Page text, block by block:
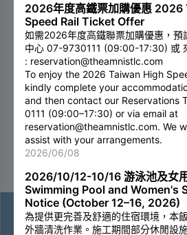
2026年度高鐵票加購優惠 2026
Speed Rail Ticket Offer
如需2026年度高鐵聯票加購優惠，預
中心 07-9730111 (09:00-17:30) 或
: reservation@theamnistlc.com
To enjoy the 2026 Taiwan High
kindly complete your
and then contact our Reservations
0111 (09:00–17:30) or via email at
reservation@theamnistlc.com. We
assist with your arrangements.
2026/06/08
2026/10/12-10/16 游泳池及女
Swimming Pool and Women's
Notice (October 12–16, 2026)
為提供更完善及舒適的住宿環境，本
外牆清洗作業。施工期間部分休閒設